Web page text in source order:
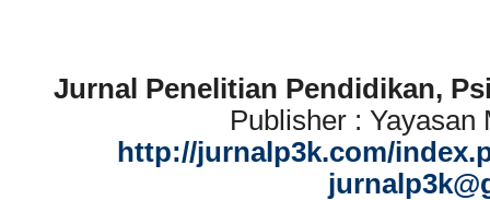
Jurnal Penelitian Pendidikan,
Publisher : Yayasan
http://jurnalp3k.com/